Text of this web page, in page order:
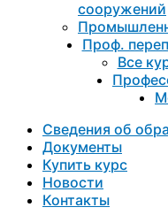
сооружений
Проф.
Все
Сведения об
Документы
Купить курс
Новости
Контакты